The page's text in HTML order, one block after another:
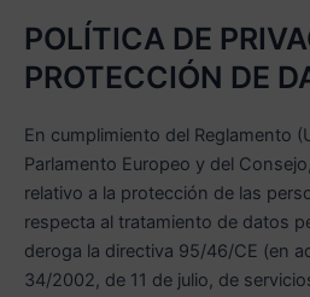
POLÍTICA DE
PROTECCIÓN DE
En cumplimiento del Reglamento
Parlamento Europeo y del
relativo a la protección de las
respecta al tratamiento de datos
deroga la directiva 95/46/CE (en
34/2002, de 11 de julio, de